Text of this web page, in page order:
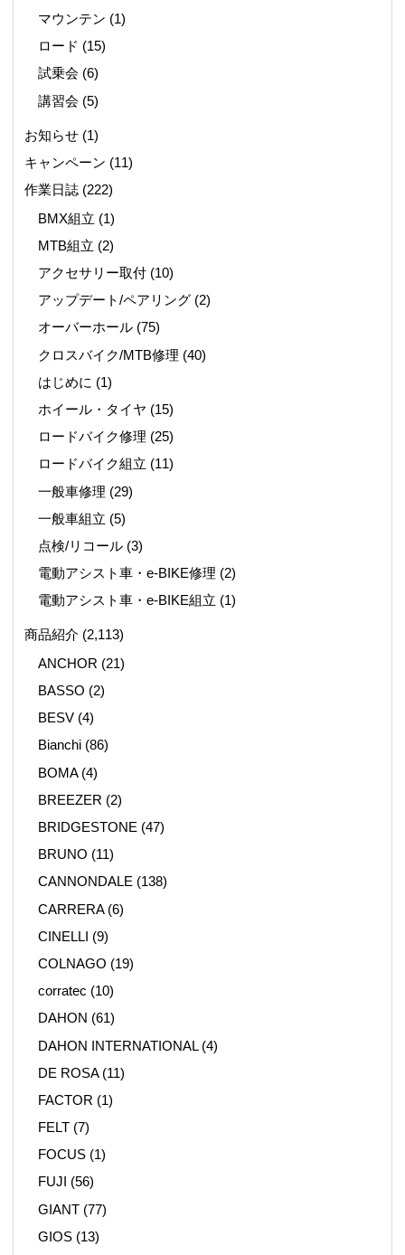
マウンテン (1)
ロード (15)
試乗会 (6)
講習会 (5)
お知らせ(1)
キャンペーン (11)
作業日誌(222)
BMX組立 (1)
MTB組立 (2)
アクセサリー取付 (10)
アップデート/ペアリング (2)
オーバーホール (75)
クロスバイク/MTB修理 (40)
はじめに (1)
ホイール・タイヤ (15)
ロードバイク修理 (25)
ロードバイク組立 (11)
一般車修理 (29)
一般車組立 (5)
点検/リコール (3)
電動アシスト車・e-BIKE修理 (2)
電動アシスト車・e-BIKE組立 (1)
商品紹介 (2,113)
ANCHOR (21)
BASSO (2)
BESV (4)
Bianchi (86)
BOMA(4)
BREEZER (2)
BRIDGESTONE (47)
BRUNO (11)
CANNONDALE (138)
CARRERA(6)
CINELLI (9)
COLNAGO (19)
corratec (10)
DAHON (61)
DAHON INTERNATIONAL(4)
DE ROSA(11)
FACTOR (1)
FELT (7)
FOCUS (1)
FUJI (56)
GIANT (77)
GIOS (13)